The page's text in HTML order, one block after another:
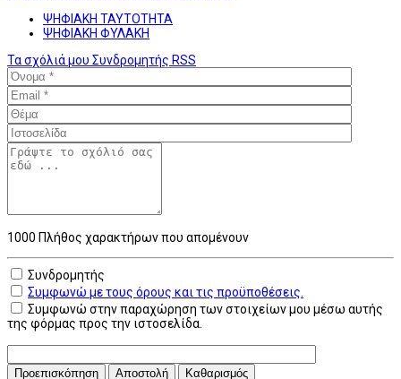
ΨΗΦΙΑΚΗ ΤΑΥΤΟΤΗΤΑ
ΨΗΦΙΑΚΗ ΦΥΛΑΚΗ
Τα σχόλιά μου Συνδρομητής RSS
1000 Πλήθος χαρακτήρων που απομένουν
Συνδρομητής
Συμφωνώ με τους όρους και τις προϋποθέσεις.
Συμφωνώ στην παραχώρηση των στοιχείων μου μέσω αυτής
της φόρμας προς την ιστοσελίδα.
Προεπισκόπηση Αποστολή Καθαρισμός